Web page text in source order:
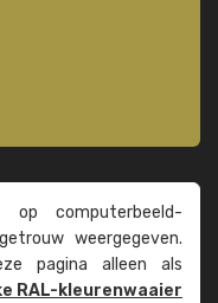
op computer­beeld­
weer­gegeven.
pagina alleen als
RAL-kleuren­waaier